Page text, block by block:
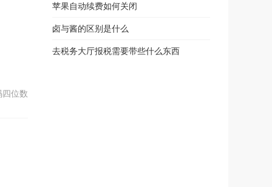
四位数
苹果自动续费如何关闭
卤与酱的区别是什么
去税务大厅报税需要带些什么东西